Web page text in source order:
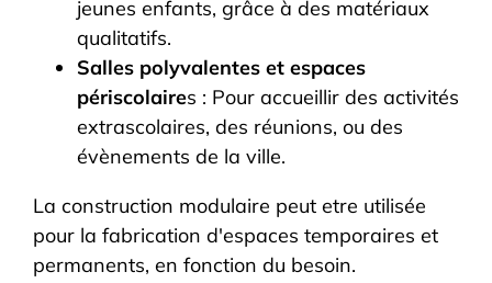
jeunes enfants, grâce à des matériaux
qualitatifs.
Salles polyvalentes et espaces
périscolaires : Pour accueillir des activités
extrascolaires, des réunions, ou des
évènements de la ville.
La construction modulaire peut etre utilisée
pour la fabrication d'espaces temporaires et
permanents, en fonction du besoin.